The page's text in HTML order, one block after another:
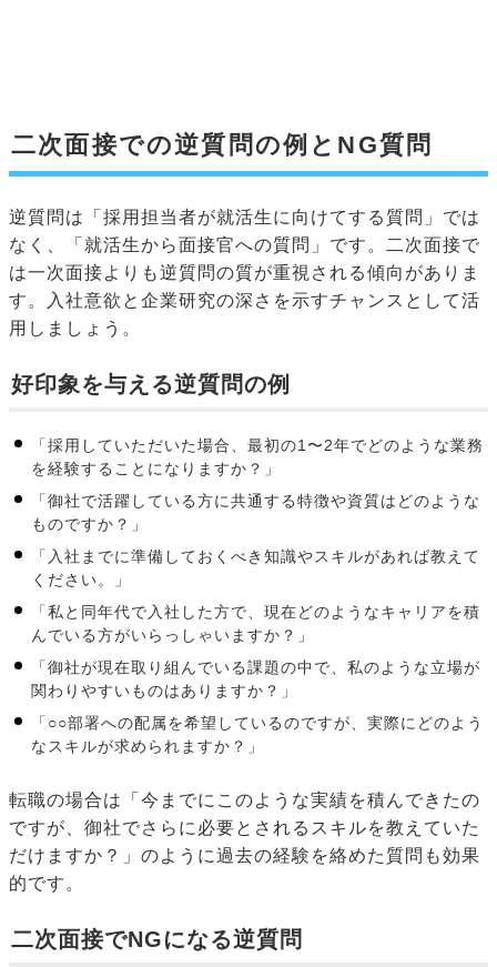
二次面接での逆質問の例とNG質問
逆質問は「採用担当者が就活生に向けてする質問」では
なく、「就活生から面接官への質問」です。二次面接で
は一次面接よりも逆質問の質が重視される傾向がありま
す。入社意欲と企業研究の深さを示すチャンスとして活
用しましょう。
好印象を与える逆質問の例
「採用していただいた場合、最初の1〜2年でどのような業務
を経験することになりますか？」
「御社で活躍している方に共通する特徴や資質はどのような
ものですか？」
「入社までに準備しておくべき知識やスキルがあれば教えて
ください。」
「私と同年代で入社した方で、現在どのようなキャリアを積
んでいる方がいらっしゃいますか？」
「御社が現在取り組んでいる課題の中で、私のような立場が
関わりやすいものはありますか？」
「○○部署への配属を希望しているのですが、実際にどのよう
なスキルが求められますか？」
転職の場合は「今までにこのような実績を積んできたの
ですが、御社でさらに必要とされるスキルを教えていた
だけますか？」のように過去の経験を絡めた質問も効果
的です。
二次面接でNGになる逆質問